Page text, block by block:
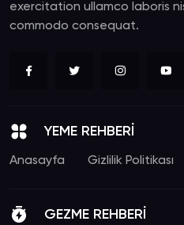
exercitation ullamco laboris
commodo consequat.
YEME REHBERİ
Anasayfa Gizlilik Politikası
GEZME REHBERİ